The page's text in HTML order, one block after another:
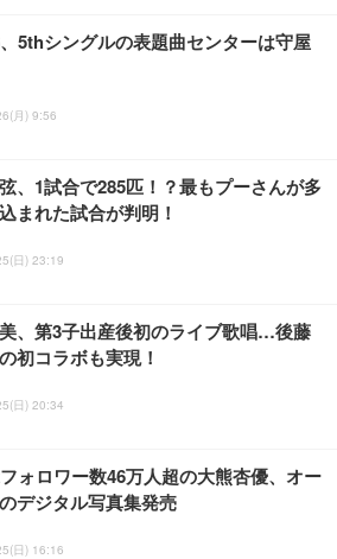
5thシングルの表題曲センターは守屋
月) 9:56
、1試合で285匹！？最もプーさんが多
まれた試合が判明！
日) 23:19
、第3子出産後初のライブ歌唱…後藤
初コラボも実現！
日) 20:34
ォロワー数46万人超の大熊杏優、オー
デジタル写真集発売
日) 16:16